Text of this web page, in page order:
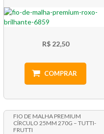
R$ 22,50
COMPRAR
FIO DE MALHA PREMIUM
CÍRCULO 25MM 270G – TUTTI-
FRUTTI